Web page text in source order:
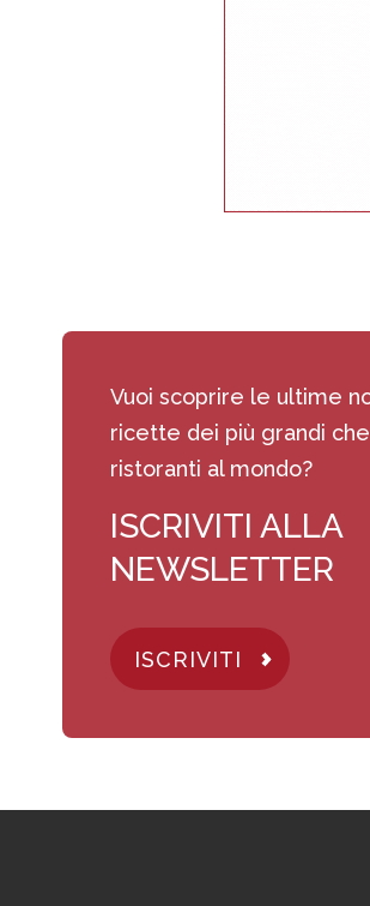
Vuoi scoprire le ultime
ricette dei più grandi
ristoranti al mondo?
ISCRIVITI ALLA
NEWSLETTER
ISCRIVITI